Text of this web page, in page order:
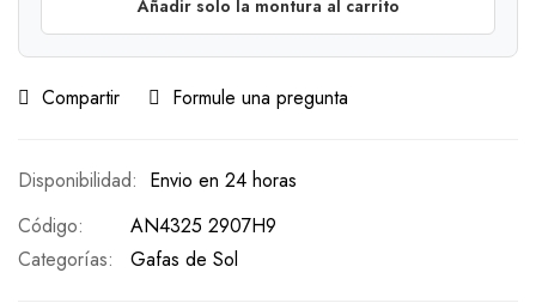
Añadir solo la montura al carrito
Compartir Formule una pregunta
Envio en 24 horas
Código
AN4325 2907H9
Categorías:
Gafas de Sol